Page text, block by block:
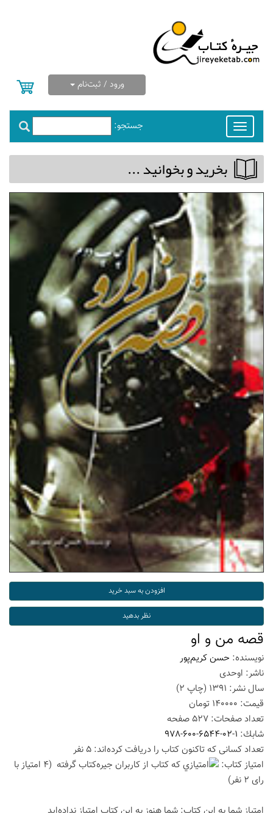
ورود / ثبت‌نام
جستجو:
Toggle
navigation
بخريد و بخوانيد ...
قصه من و او
نویسنده: حسن کریم‌پور
ناشر: اوحدی
سال نشر: 1391 (چاپ 2
)
قیمت: 140000 تومان
تعداد صفحات: 527 صفحه
شابك: 978-600-6544-02-1
تعداد كسانی كه تاكنون كتاب را دریافت كرده‌اند: 5 نفر
امتیاز كتاب:
(4 امتیاز با
رای 2 نفر)